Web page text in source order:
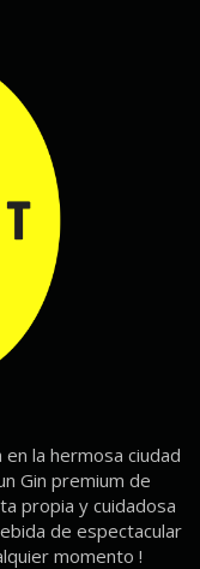
la hermosa ciudad
Gin premium de
propia y cuidadosa
de espectacular
momento !